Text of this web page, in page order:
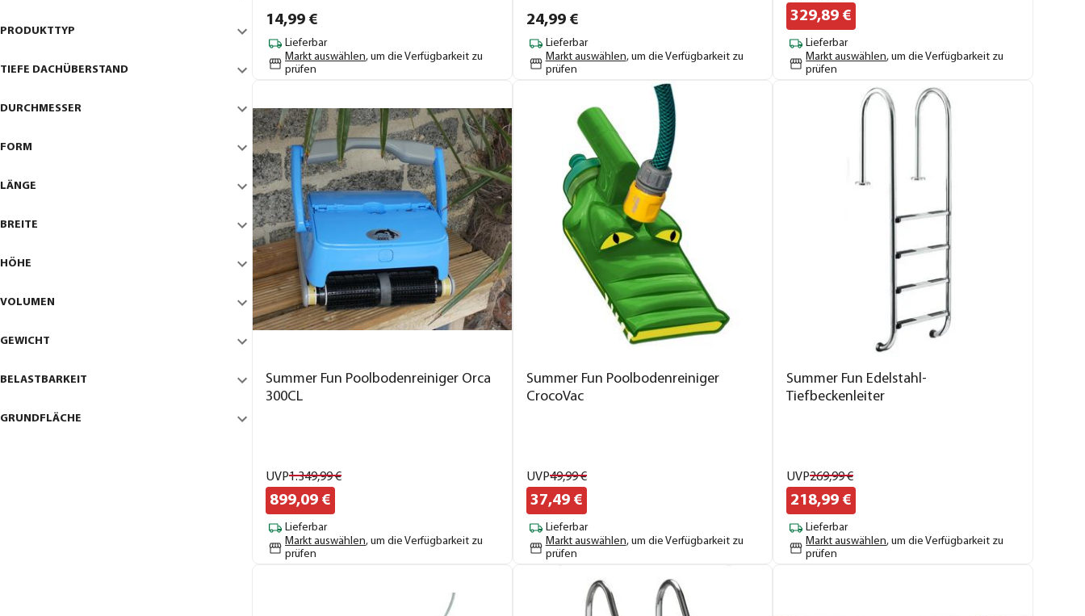
PRODUKTTYP
TIEFE DACHÜBERSTAND
DURCHMESSER
FORM
LÄNGE
BREITE
HÖHE
VOLUMEN
GEWICHT
BELASTBARKEIT
GRUNDFLÄCHE
14,99 €
Lieferbar
Markt auswählen, um die Verfügbarkeit zu
prüfen
24,99€
Lieferbar
Markt auswählen, um die Verfügbarkeit zu
prüfen
329,89 €
Lieferbar
Markt auswählen, um die Verfügbarkeit zu
prüfen
Summer Fun Poolbodenreiniger Orca
300CL
UVP1.349,99€
899,09 €
Lieferbar
Markt auswählen, um die Verfügbarkeit zu
prüfen
Summer Fun Poolbodenreiniger
CrocoVac
UVP49,99€
37,49€
Lieferbar
Markt auswählen, um die Verfügbarkeit zu
prüfen
Summer Fun Edelstahl-
Tiefbeckenleiter
UVP269,99€
218,99 €
Lieferbar
Markt auswählen, um die Verfügbarkeit zu
prüfen